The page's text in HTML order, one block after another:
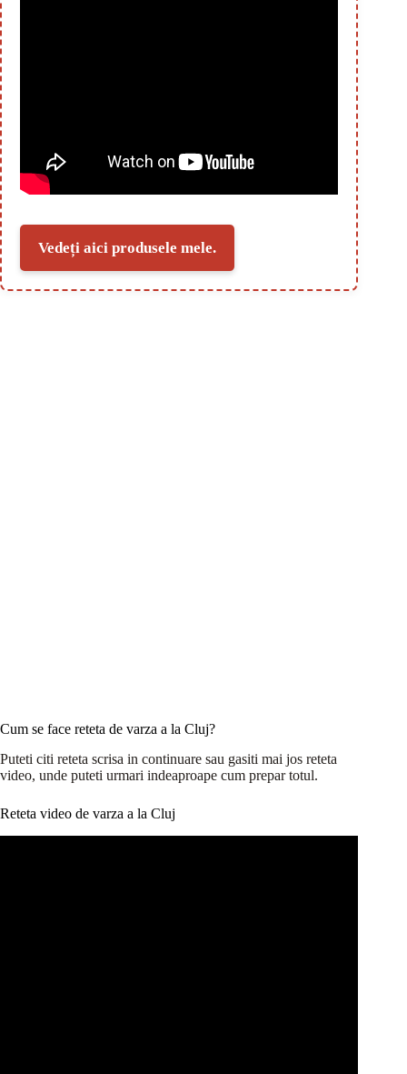
Vedeți aici produsele mele.
Cum se face reteta de varza a la Cluj?
Puteti citi reteta scrisa in continuare sau gasiti mai jos reteta
video, unde puteti urmari indeaproape cum prepar totul.
Reteta video de varza a la Cluj